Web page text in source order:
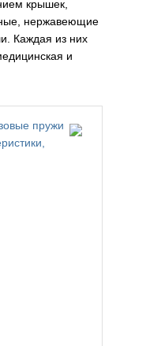
крышек,
нержавеющие
Каждая из них
и